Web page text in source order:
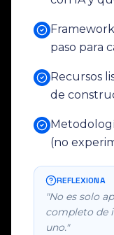
paso para
Recursos
de
(no
REFLEXIONA
"No es solo
completo de
uno."